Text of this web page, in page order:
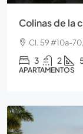
Colinas de la
Cl. 59 #10a-
3 2
APARTAMENTOS